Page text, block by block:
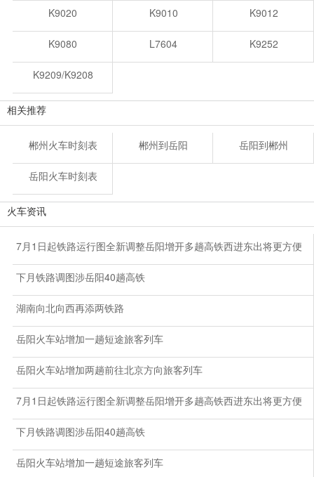
K9020 K9010 K9012
K9080 L7604 K9252
K9209/K9208
相关推荐
郴州火车时刻表 郴州到岳阳 岳阳到郴州
岳阳火车时刻表
火车资讯
7月1日起铁路运行图全新调整岳阳增开多趟高铁西进东出将更方便
下月铁路调图涉岳阳40趟高铁
湖南向北向西再添两铁路
岳阳火车站增加一趟短途旅客列车
岳阳火车站增加两趟前往北京方向旅客列车
7月1日起铁路运行图全新调整岳阳增开多趟高铁西进东出将更方便
下月铁路调图涉岳阳40趟高铁
岳阳火车站增加一趟短途旅客列车